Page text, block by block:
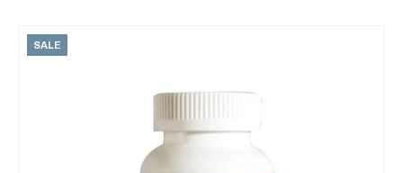
SALE